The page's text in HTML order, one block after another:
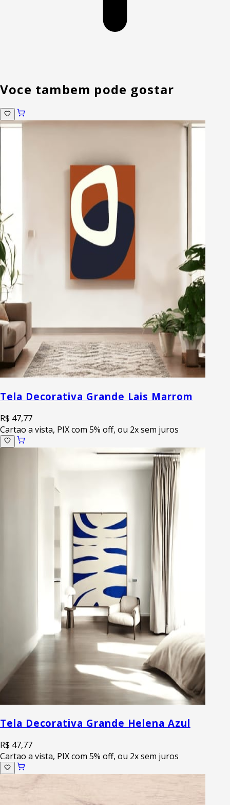
Voce tambem pode gostar
Tela Decorativa Grande Lais Marrom
R$ 47,77
Cartao a vista, PIX com 5% off, ou 2x sem juros
Tela Decorativa Grande Helena Azul
R$ 47,77
Cartao a vista, PIX com 5% off, ou 2x sem juros